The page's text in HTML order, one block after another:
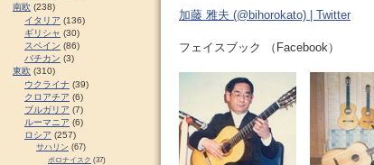
加藤 雅夫 (@bihorokato) | Twitter
フェイスブック （Facebook）
南欧 (238)
イタリア (136)
ギリシャ (30)
スペイン (86)
バチカン (3)
東欧 (310)
ウクライナ (39)
クロアチア (6)
ブルガリア (7)
ルーマニア (6)
ロシア (257)
サハリン (67)
ポロナイスク (37)